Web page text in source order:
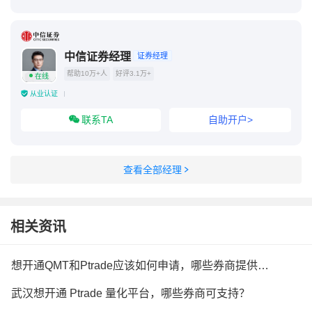
在线
中信证券经理 证券经理
帮助10万+人 好评3.1万+
从业认证
联系TA 自助开户>
查看全部经理
相关资讯
想开通QMT和Ptrade应该如何申请，哪些券商提供量化软件？
武汉想开通 Ptrade 量化平台，哪些券商可支持？